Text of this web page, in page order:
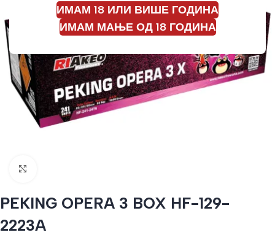
ИМАМ 18 ИЛИ ВИШЕ ГОДИНА
ИМАМ МАЊЕ ОД 18 ГОДИНА
PEKING OPERA 3 BOX HF-129-
2223A